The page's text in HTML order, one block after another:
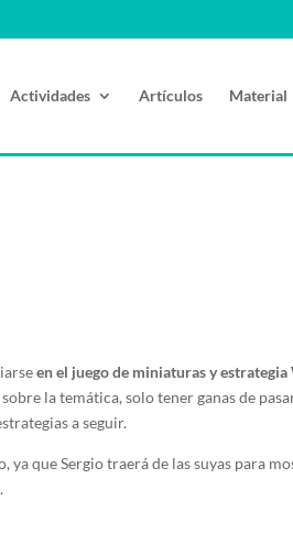
Actividades Artículos Material
en el juego de miniaturas y
la temática, solo tener ganas de
a seguir.
que Sergio traerá de las suyas para